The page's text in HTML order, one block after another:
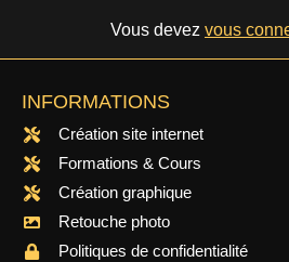
Vous devez vous
INFORMATIONS
Création site internet
Formations & Cours
Création graphique
Retouche photo
Politiques de confidentialité